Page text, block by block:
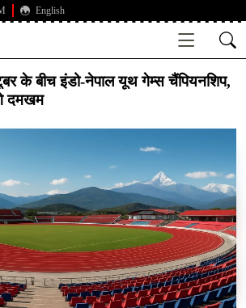
English
के बीच इंडो-नेपाल यूथ गेम्स चैंपियनशिप,
दमखम